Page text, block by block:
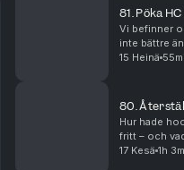
81. Pöka
Vi befinner
inte bättre
förklarar
15 Heinä
80.
Hur hade
fritt – och
kvinnobröst
17 Kesä 1h